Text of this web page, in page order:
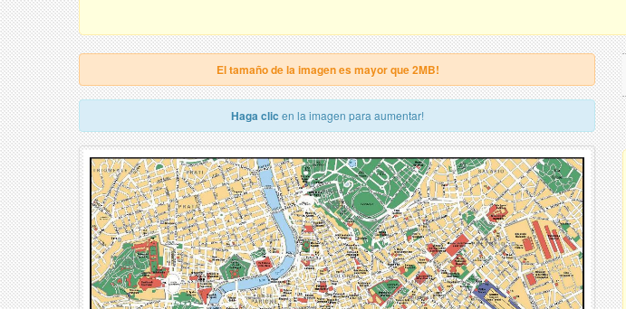
El tamaño de la imagen es mayor que 2MB!
Haga clic en la imagen para aumentar!